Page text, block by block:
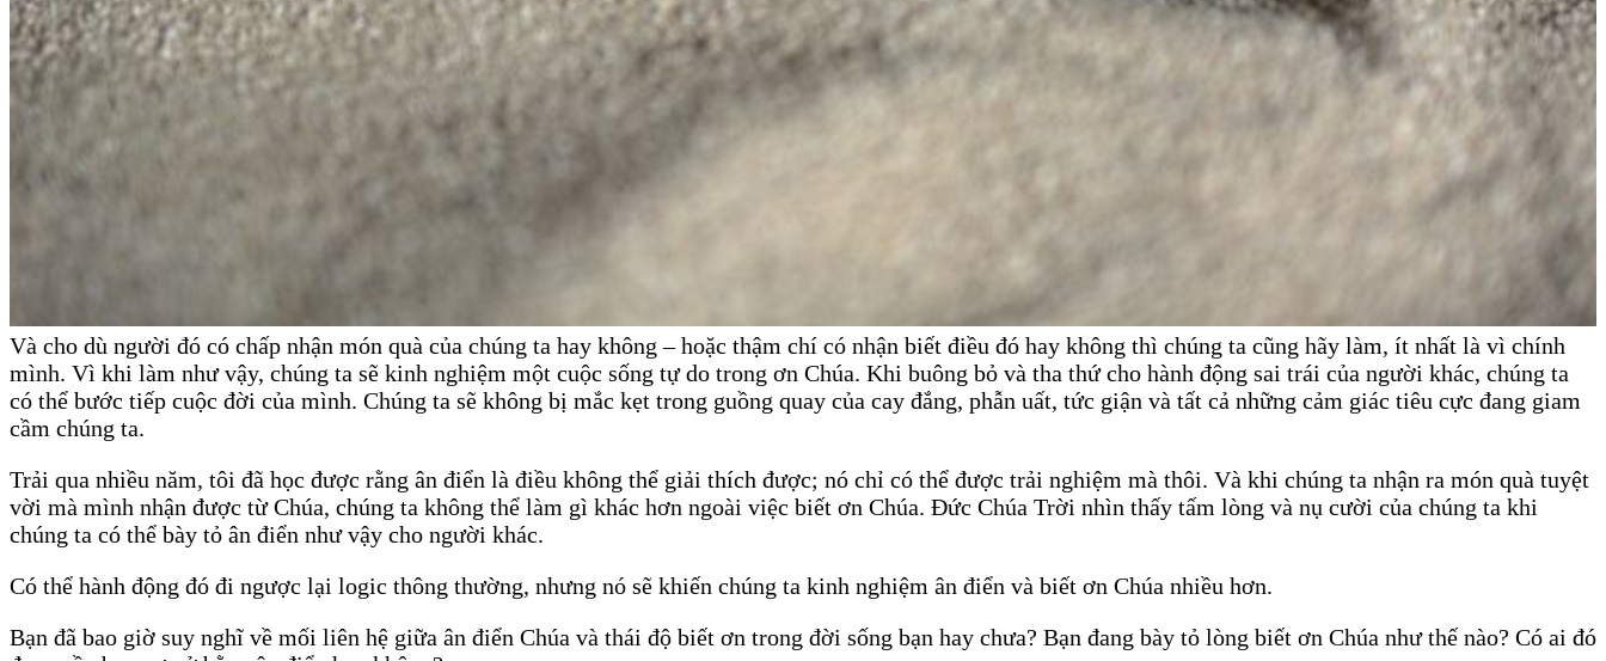
Và cho dù người đó có chấp nhận món quà của chúng ta hay không – hoặc thậm chí có nhận biết điều đó hay không thì chúng ta cũng hãy làm, ít nhất là vì chính
mình. Vì khi làm như vậy, chúng ta sẽ kinh nghiệm một cuộc sống tự do trong ơn Chúa. Khi buông bỏ và tha thứ cho hành động sai trái của người khác, chúng ta
có thể bước tiếp cuộc đời của mình. Chúng ta sẽ không bị mắc kẹt trong guồng quay của cay đắng, phẫn uất, tức giận và tất cả những cảm giác tiêu cực đang giam
cầm chúng ta.
Trải qua nhiều năm, tôi đã học được rằng ân điển là điều không thể giải thích được; nó chỉ có thể được trải nghiệm mà thôi. Và khi chúng ta nhận ra món quà tuyệt
vời mà mình nhận được từ Chúa, chúng ta không thể làm gì khác hơn ngoài việc biết ơn Chúa. Đức Chúa Trời nhìn thấy tấm lòng và nụ cười của chúng ta khi
chúng ta có thể bày tỏ ân điển như vậy cho người khác.
Có thể hành động đó đi ngược lại logic thông thường, nhưng nó sẽ khiến chúng ta kinh nghiệm ân điển và biết ơn Chúa nhiều hơn.
Bạn đã bao giờ suy nghĩ về mối liên hệ giữa ân điển Chúa và thái độ biết ơn trong đời sống bạn hay chưa? Bạn đang bày tỏ lòng biết ơn Chúa như thế nào? Có ai đó